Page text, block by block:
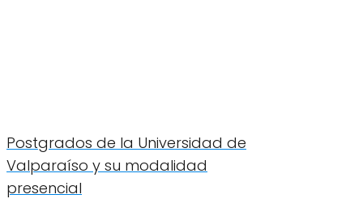
Postgrados de la Universidad de
Valparaíso y su modalidad
presencial